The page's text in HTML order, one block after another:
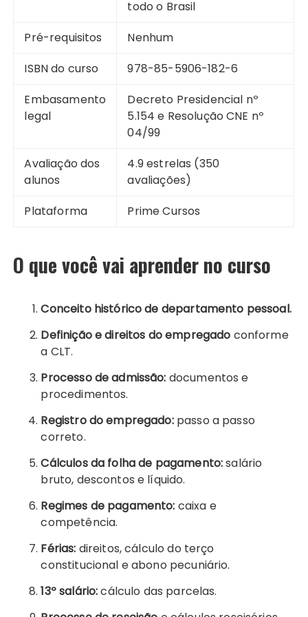
todo o Brasil
Pré-requisitos
Nenhum
ISBN do curso
978-85-5906-182-6
Embasamento
legal
Decreto Presidencial nº
5.154 e Resolução CNE nº
04/99
Avaliação dos
alunos
4.9 estrelas (350
avaliações)
Plataforma
Prime Cursos
O que você vai aprender no curso
Conceito histórico de departamento pessoal.
Definição e direitos do empregado conforme
a CLT.
Processo de admissão: documentos e
procedimentos.
Registro do empregado:passo a passo
correto.
Cálculos da folha de pagamento:salário
bruto, descontos e líquido.
Regimes de pagamento: caixa e
competência.
Férias: direitos, cálculo do terço
constitucional e abono pecuniário.
13º salário:cálculo das parcelas.